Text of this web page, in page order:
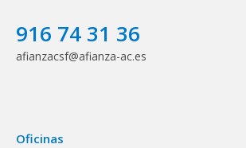
916 74 31 36
afianzacsf@afianza-ac.es
Oficinas